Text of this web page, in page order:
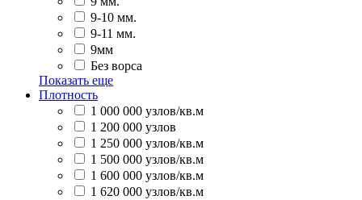
9-10 мм.
9-11 мм.
9мм
Без ворса
Показать еще
Плотность
1 000 000 узлов/кв.м
1 200 000 узлов
1 250 000 узлов/кв.м
1 500 000 узлов/кв.м
1 600 000 узлов/кв.м
1 620 000 узлов/кв.м